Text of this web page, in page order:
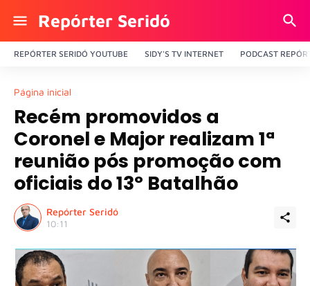
Repórter Seridó
REPÓRTER SERIDÓ YOUTUBE SIDY'S TV INTERNET PODCAST
Página inicial
Recém promovidos a
Coronel e Major realizam 1ª
reunião pós promoção com
oficiais do 13º Batalhão
Repórter Seridó
10:11